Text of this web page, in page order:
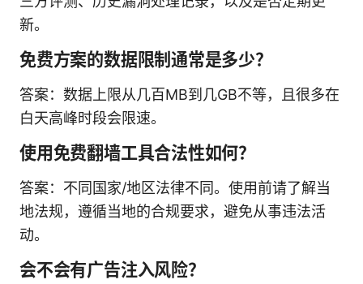
新。
免费方案的数据限制通常是多少？
答案：数据上限从几百MB到几GB不等，且很多在
白天高峰时段会限速。
使用免费翻墙工具合法性如何？
答案：不同国家/地区法律不同。使用前请了解当
地法规，遵循当地的合规要求，避免从事违法活
动。
会不会有广告注入风险？